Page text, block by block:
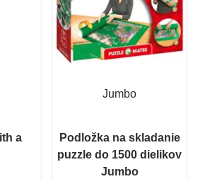
a
Jumbo
Podložka na skladanie
puzzle do 1500 dielikov
Jumbo